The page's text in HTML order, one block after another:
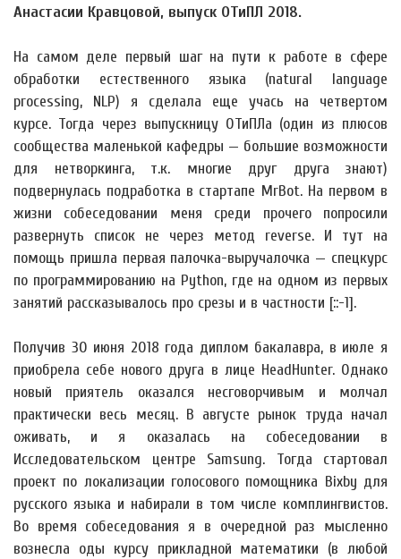
Анастасии Кравцовой, выпуск ОТиПЛ 2018.
На самом деле первый шаг на пути к работе в сфере
обработки естественного языка (natural language
processing, NLP) я сделала еще учась на четвертом
курсе. Тогда через выпускницу ОТиПЛа (один из плюсов
сообщества маленькой кафедры — большие возможности
для нетворкинга, т.к. многие друг друга знают)
подвернулась подработка в стартапе MrBot. На первом в
жизни собеседовании меня среди прочего попросили
развернуть список не через метод reverse. И тут на
помощь пришла первая палочка-выручалочка — спецкурс
по программированию на Python, где на одном из первых
занятий рассказывалось про срезы и в частности [::-1].
Получив 30 июня 2018 года диплом бакалавра, в июле я
приобрела себе нового друга в лице HeadHunter. Однако
новый приятель оказался несговорчивым и молчал
практически весь месяц. В августе рынок труда начал
оживать, и я оказалась на собеседовании в
Исследовательском центре Samsung. Тогда стартовал
проект по локализации голосового помощника Bixby для
русского языка и набирали в том числе комплингвистов.
Во время собеседования я в очередной раз мысленно
вознесла оды курсу прикладной математики (в любой